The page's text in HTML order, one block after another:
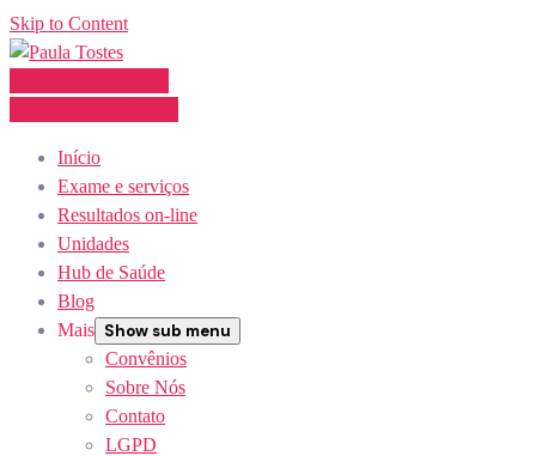
Skip to Content
Início
Exame e serviços
Resultados on-line
Unidades
Hub de Saúde
Blog
Mais Show sub menu
Convênios
Sobre Nós
Contato
LGPD